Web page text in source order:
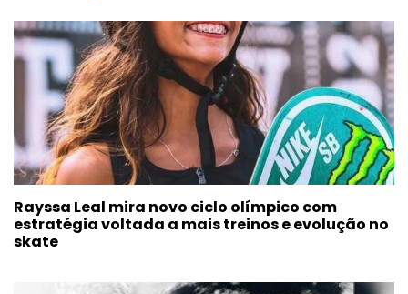
Rayssa Leal mira novo ciclo olímpico com
estratégia voltada a mais treinos e evolução no
skate